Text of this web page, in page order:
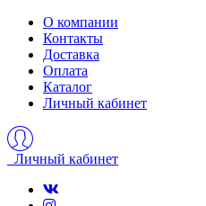
О компании
Контакты
Доставка
Оплата
Каталог
Личный кабинет
Личный кабинет